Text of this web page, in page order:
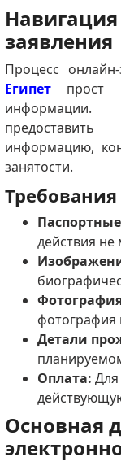
заявления
Процесс
Египетпрост и
информации.
информацию,
занятости.
действия не
фотография
Детали
Оплата: Для
Основная